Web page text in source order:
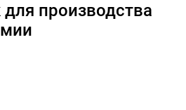
производства